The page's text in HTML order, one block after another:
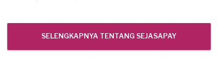
SELENGKAPNYA TENTANG SEJASAPAY